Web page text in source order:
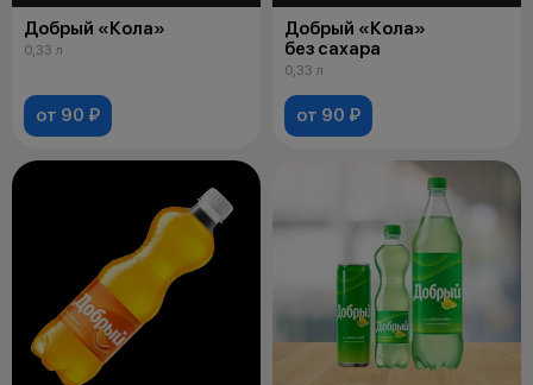
Добрый «Кола»
0,33 л
от 90 ₽
Добрый «Кола»
без сахара
0,33 л
от 90 ₽